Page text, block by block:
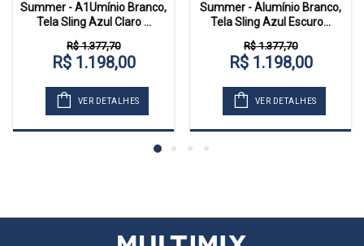
Summer - A1Umínio Branco,
Tela Sling Azul Claro ...
R$ 1.377,70
R$ 1.198,00
VER DETALHES
Summer - Alumínio Branco,
Tela Sling Azul Escuro...
R$ 1.377,70
R$ 1.198,00
VER DETALHES